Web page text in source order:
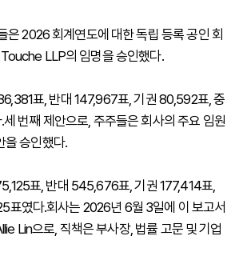
은 2026 회계연도에 대한 독립 등록 공인 회
LLP의 임명을 승인했다.
표, 반대 147,967표, 기권 80,592표, 중
번째 제안으로, 주주들은 회사의 주요 임원
을 승인했다.
표, 반대 545,676표, 기권 177,414표,
표였다.회사는 2026년 6월 3일에 이 보고서
Lin으로, 직책은 부사장, 법률 고문 및 기업